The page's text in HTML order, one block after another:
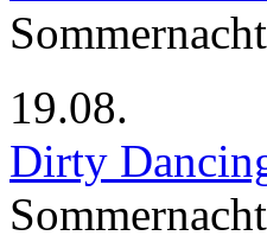
19.08.
Dirty